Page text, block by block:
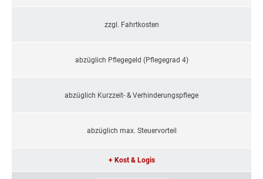
zzgl. Fahrtkosten
abzüglich Pflegegeld (Pflegegrad 4)
abzüglich Kurzzeit- & Verhinderungspflege
abzüglich max. Steuervorteil
+ Kost & Logis